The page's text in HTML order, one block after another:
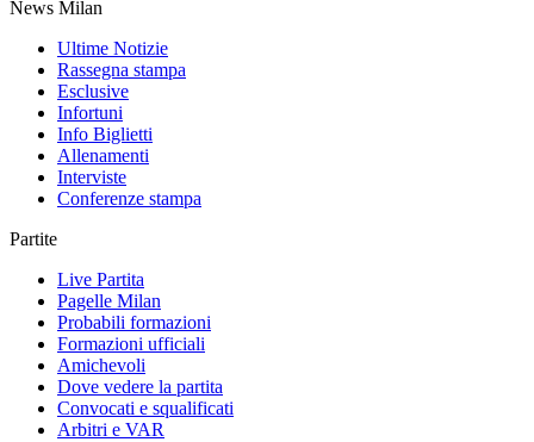
News Milan
Ultime Notizie
Rassegna stampa
Esclusive
Infortuni
Info Biglietti
Allenamenti
Interviste
Conferenze stampa
Partite
Live Partita
Pagelle Milan
Probabili formazioni
Formazioni ufficiali
Amichevoli
Dove vedere la partita
Convocati e squalificati
Arbitri e VAR